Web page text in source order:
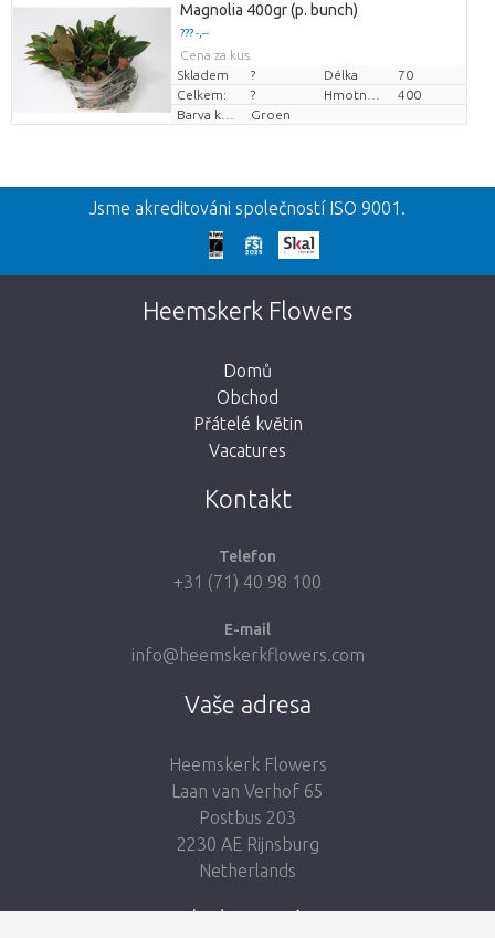
Magnolia 400gr (p. bunch)
??? -,--
Cena za kus
Skladem
? Délka
70
Celkem:
?
400
Barva květu
Groen
Zpět
Omlouváme se
Tato stránka neexistuje. Kliknutím na
tlačítko níže se vrátíte do obchodu.
Jsme akreditováni společností ISO 9001.
Heemskerk Flowers
Domů
Obchod
Přátelé květin
Vacatures
Kontakt
Telefon
+31 (71) 40 98 100
E-mail
info@heemskerkflowers.com
Vaše adresa
Heemskerk Flowers
Laan van Verhof 65
Postbus 203
2230 AE Rijnsburg
Netherlands
Sledujte nás: